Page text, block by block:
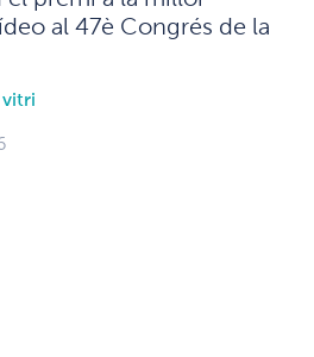
al 47è Congrés de la
vitri